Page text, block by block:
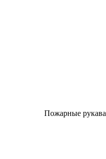
Пожарные рукава